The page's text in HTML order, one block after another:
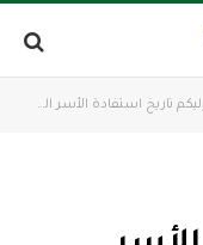
إليكم تاريخ استفادة الأسر الفقيرة من الدعم المخصص للتلاميذ